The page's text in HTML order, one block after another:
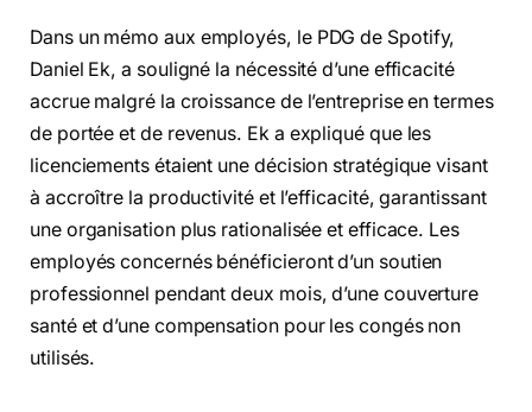
Dans un mémo aux employés, le PDG de Spotify,
Daniel Ek, a souligné la nécessité d’une efficacité
accrue malgré la croissance de l’entreprise en termes
de portée et de revenus. Ek a expliqué que les
licenciements étaient une décision stratégique visant
à accroître la productivité et l’efficacité, garantissant
une organisation plus rationalisée et efficace. Les
employés concernés bénéficieront d’un soutien
professionnel pendant deux mois, d’une couverture
santé et d’une compensation pour les congés non
utilisés.